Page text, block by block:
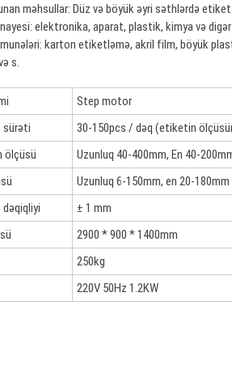
məhsullar: Düz və böyük əyri səthlərdə
elektronika, aparat, plastik, kimya və
karton etiketləmə, akril film, böyük
s.
Step motor
sürəti
30-150pcs / dəq (etiketin
ölçüsü
Uzunluq 40-400mm, En 40-
Uzunluq 6-150mm, en 20-180mm
± 1 mm
2900 * 900 * 1400mm
250kg
220V 50Hz 1.2KW